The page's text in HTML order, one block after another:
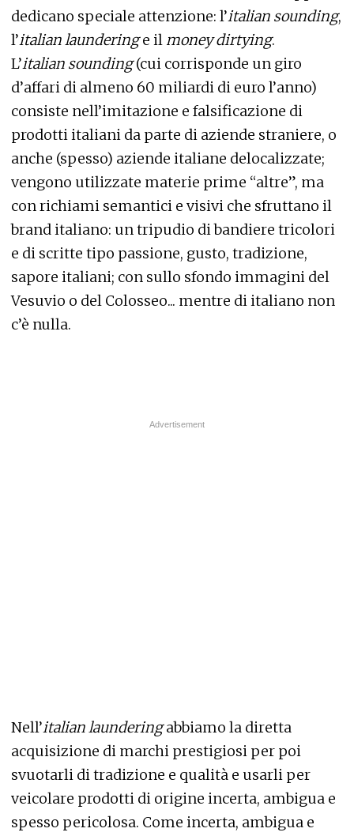
dedicano speciale attenzione: l’italian sounding,
l’italian launderinge il money dirtying.
L’italian sounding(cui corrisponde un giro
d’affari di almeno 60 miliardi di euro l’anno)
consiste nell’imitazione e falsificazione di
prodotti italiani da parte di aziende straniere, o
anche (spesso) aziende italiane delocalizzate;
vengono utilizzate materie prime “altre”, ma
con richiami semantici e visivi che sfruttano il
brand italiano: un tripudio di bandiere tricolori
e di scritte tipo passione, gusto, tradizione,
sapore italiani; con sullo sfondo immagini del
Vesuvio o del Colosseo... mentre di italiano non
c’è nulla.
Nell’italian launderingabbiamo la diretta
acquisizione di marchi prestigiosi per poi
svuotarli di tradizione e qualità e usarli per
veicolare prodotti di origine incerta, ambigua e
spesso pericolosa. Come incerta, ambigua e